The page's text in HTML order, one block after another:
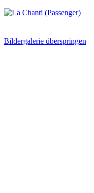
Bildergalerie überspringen